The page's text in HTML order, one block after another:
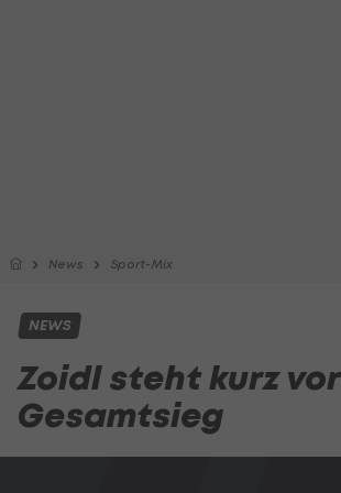
News Sport-Mix
NEWS
Zoidl steht kurz vor
Gesamtsieg